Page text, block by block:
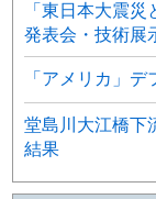
「東日本大震
発表会・技術展
「アメリカ」
堂島川大江橋下
結果